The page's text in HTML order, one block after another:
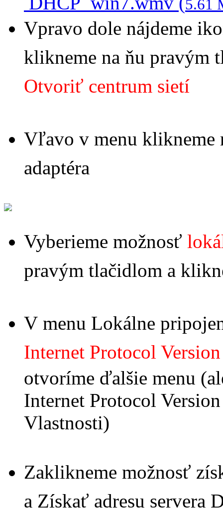
5.61
Vpravo dole nájdeme
klikneme na ňu pravým
Otvoriť centrum sietí
Vľavo v menu klikneme
adaptéra
Vyberieme možnosť
pravým tlačidlom a
V menu Lokálne
Internet Protocol
otvoríme ďalšie menu
Internet Protocol
Vlastnosti)
Zaklikneme možnosť
a Získať adresu servera